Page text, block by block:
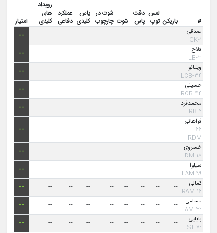
# بازیکن
لمس
توپ
دقت
پاس
شوت
شوت در
چارچوب
پاس
کلیدی
عملکرد
دفاعی
رویداد
های
کلیدی
امتیاز
صدقی
۱-GK
--
--
--
--
--
--
--
--
--
فلاح
۳-LB
--
--
--
--
--
--
--
--
--
ویتائو
۳۴-LCB
--
--
--
--
--
--
--
--
--
حسینی
۴۴-RCB
--
--
--
--
--
--
--
--
--
محمدفرد
۲-RB
--
--
--
--
--
--
--
--
--
فراهانی
۶۶-
RDM
--
--
--
--
--
--
--
--
--
خسروی
۱۸-LDM
--
--
--
--
--
--
--
--
--
سیلوا
۹۹-LAM
--
--
--
--
--
--
--
--
--
کمالی
۱۶-RAM
--
--
--
--
--
--
--
--
--
مسلمی
۳۰-AM
--
--
--
--
--
--
--
--
--
بابایی
۷۰-ST
--
--
--
--
--
--
--
--
--